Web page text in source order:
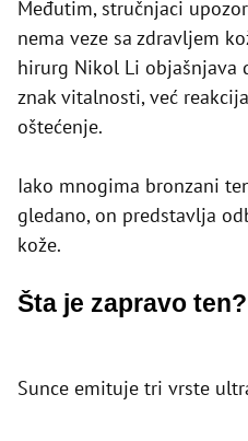
Međutim, stručnjaci
nema veze sa zdravljem
hirurg Nikol Li objašnjava
znak vitalnosti, već
oštećenje.
Iako mnogima bronzani
gledano, on predstavlja
kože.
Šta je zapravo ten?
Sunce emituje tri vrste